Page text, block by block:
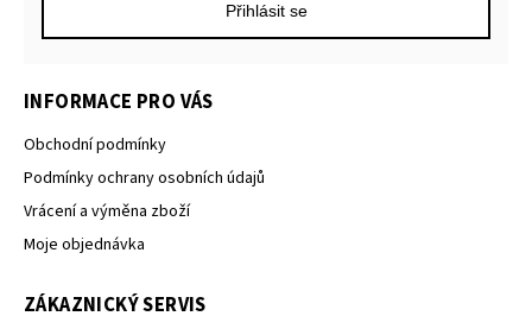
Přihlásit se
INFORMACE PRO VÁS
Obchodní podmínky
Podmínky ochrany osobních údajů
Vrácení a výměna zboží
Moje objednávka
ZÁKAZNICKÝ SERVIS